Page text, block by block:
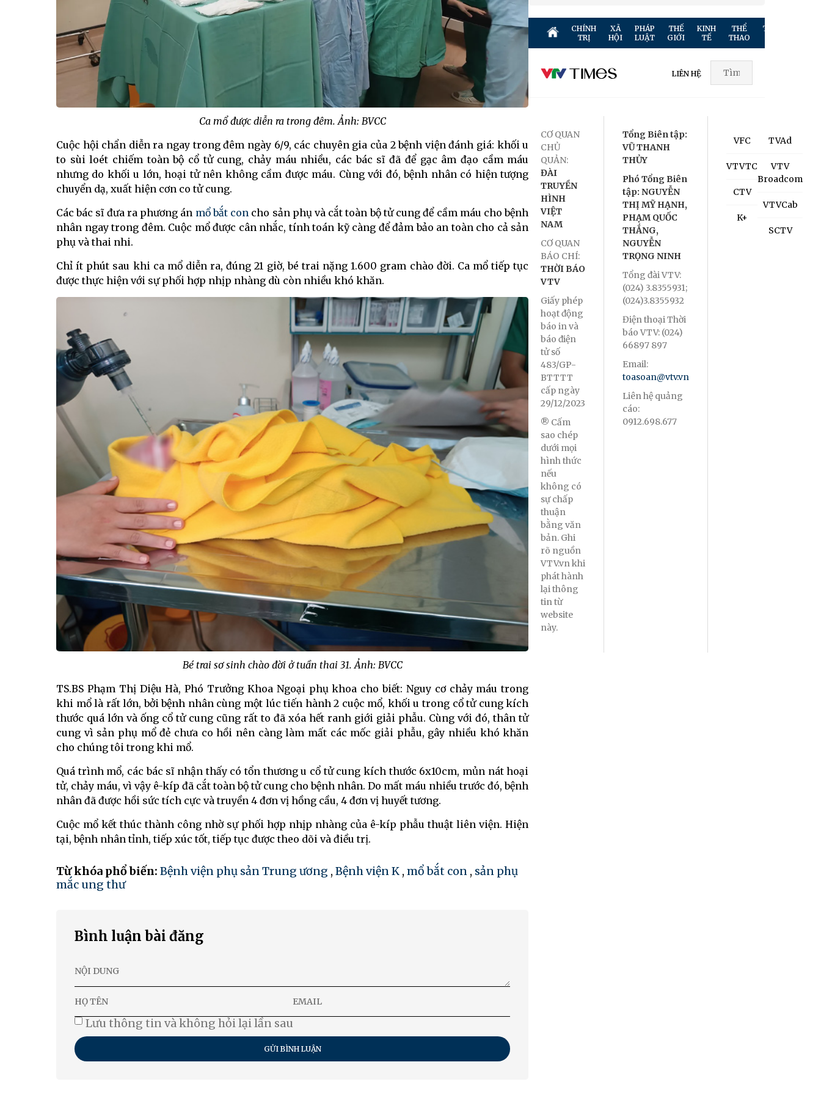
Ca mổ được diễn ra trong đêm. Ảnh: BVCC
Cuộc hội chẩn diễn ra ngay trong đêm ngày 6/9, các chuyên gia của 2 bệnh viện đánh giá: khối u
to sùi loét chiếm toàn bộ cổ tử cung, chảy máu nhiều, các bác sĩ đã để gạc âm đạo cầm máu
nhưng do khối u lớn, hoại tử nên không cầm được máu. Cùng với đó, bệnh nhân có hiện tượng
chuyển dạ, xuất hiện cơn co tử cung.
Các bác sĩ đưa ra phương án mổ bắt con cho sản phụ và cắt toàn bộ tử cung để cầm máu cho bệnh
nhân ngay trong đêm. Cuộc mổ được cân nhắc, tính toán kỹ càng để đảm bảo an toàn cho cả sản
phụ và thai nhi.
Chỉ ít phút sau khi ca mổ diễn ra, đúng 21 giờ, bé trai nặng 1.600 gram chào đời. Ca mổ tiếp tục
được thực hiện với sự phối hợp nhịp nhàng dù còn nhiều khó khăn.
Bé trai sơ sinh chào đời ở tuần thai 31. Ảnh: BVCC
TS.BS Phạm Thị Diệu Hà, Phó Trưởng Khoa Ngoại phụ khoa cho biết: Nguy cơ chảy máu trong
khi mổ là rất lớn, bởi bệnh nhân cùng một lúc tiến hành 2 cuộc mổ, khối u trong cổ tử cung kích
thước quá lớn và ống cổ tử cung cũng rất to đã xóa hết ranh giới giải phẫu. Cùng với đó, thân tử
cung vì sản phụ mổ đẻ chưa co hồi nên càng làm mất các mốc giải phẫu, gây nhiều khó khăn
cho chúng tôi trong khi mổ.
Quá trình mổ, các bác sĩ nhận thấy có tổn thương u cổ tử cung kích thước 6x10cm, mủn nát hoại
tử, chảy máu, vì vậy ê-kíp đã cắt toàn bộ tử cung cho bệnh nhân. Do mất máu nhiều trước đó, bệnh
nhân đã được hồi sức tích cực và truyền 4 đơn vị hồng cầu, 4 đơn vị huyết tương.
Cuộc mổ kết thúc thành công nhờ sự phối hợp nhịp nhàng của ê-kíp phẫu thuật liên viện. Hiện
tại, bệnh nhân tỉnh, tiếp xúc tốt, tiếp tục được theo dõi và điều trị.
Từ khóa phổ biến: Bệnh viện phụ sản Trung ương , Bệnh viện K , mổ bắt con , sản phụ
mắc ung thư
Bình luận bài đăng
Lưu thông tin và không hỏi lại lần sau
GỬI BÌNH LUẬN
CHÍNH
TRỊ
XÃ
HỘI
PHÁP
LUẬT
THẾ
GIỚI
KINH
TẾ
THỂ
THAO
TRUYỀN
LIÊN HỆ
CƠ QUAN
CHỦ
QUẢN:
ĐÀI
TRUYỀN
HÌNH
VIỆT
NAM
CƠ QUAN
BÁO CHÍ:
THỜI BÁO
VTV
Giấy phép
hoạt động
báo in và
báo điện
tử số
483/GP-
BTTTT
cấp ngày
29/12/2023
® Cấm
sao chép
dưới mọi
hình thức
nếu
không có
sự chấp
thuận
bằng văn
bản. Ghi
rõ nguồn
VTV.vn khi
phát hành
lại thông
tin từ
website
này.
Tổng Biên tập:
VŨ THANH
THỦY
Phó Tổng Biên
tập: NGUYỄN
THỊ MỸ HẠNH,
PHẠM QUỐC
THẮNG,
NGUYỄN
TRỌNG NINH
Tổng đài VTV:
(024) 3.8355931;
(024)3.8355932
Điện thoại Thời
báo VTV: (024)
66897 897
Email:
toasoan@vtv.vn
Liên hệ quảng
cáo:
0912.698.677
VFC
VTVTC
CTV
K+
TVAd
VTV
Broadcom
VTVCab
SCTV